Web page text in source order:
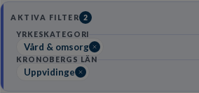
AKTIVA FILTER 2
YRKESKATEGORI
Vård & omsorg
KRONOBERGS LÄN
Uppvidinge